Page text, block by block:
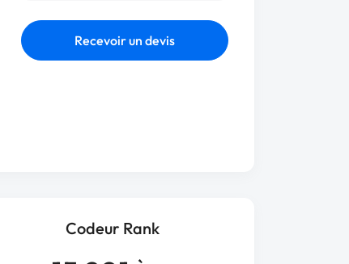
Recevoir un devis
Codeur Rank